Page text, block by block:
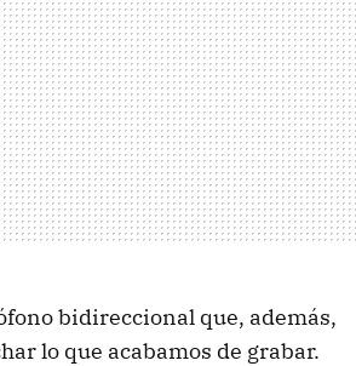
bidireccional que, además,
lo que acabamos de grabar.